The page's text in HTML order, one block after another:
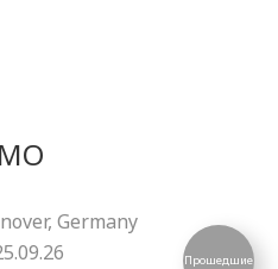
Музей KORLOY
Прошедшие
Germany